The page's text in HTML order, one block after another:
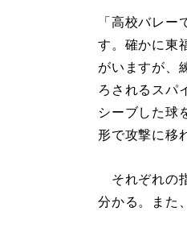
「高校バレ
す。確かに東
がいますが、
ろされるスパ
シーブした球
形で攻撃に移
それぞれの
分かる。また